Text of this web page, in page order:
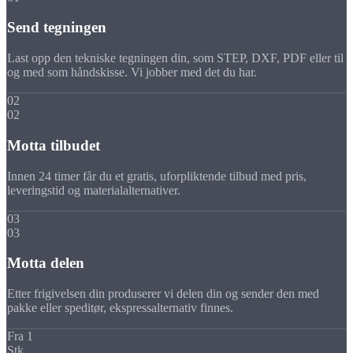
Send tegningen
Last opp den tekniske tegningen din, som STEP, DXF, PDF eller til
og med som håndskisse. Vi jobber med det du har.
02
02
Motta tilbudet
Innen 24 timer får du et gratis, uforpliktende tilbud med pris,
leveringstid og materialalternativer.
03
03
Motta delen
Etter frigivelsen din produserer vi delen din og sender den med
pakke eller speditør, ekspressalternativ finnes.
Fra 1
Stk.